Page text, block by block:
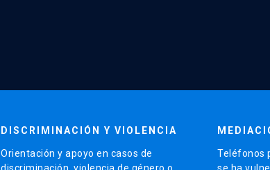
DISCRIMINACIÓN Y VIOLENCIA
Orientación y apoyo en casos de
Teléfonos